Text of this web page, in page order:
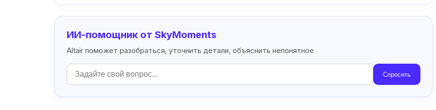
ИИ-помощник от SkyMoments
Altair поможет разобраться, уточнить детали, объяснить непонятное
Спросить